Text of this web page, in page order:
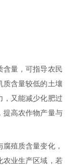
含量，可指导农民
质含量较低的土壤
，又能减少化肥过
提高农作物产量与
殖质含量变化，
农业生产区域，若